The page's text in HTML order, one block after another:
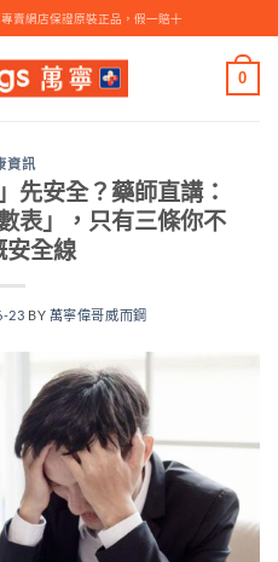
賣網店保證原裝正品，假一賠十
0
資訊
先安全？藥師直講：
表」，只有三條你不
安全線
23 BY 萬寧偉哥威而鋼